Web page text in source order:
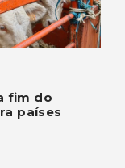
fim do
países